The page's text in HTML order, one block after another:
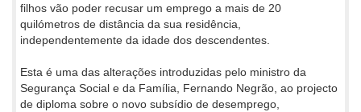
filhos vão poder recusar um emprego a mais de 20
quilómetros de distância da sua residência,
independentemente da idade dos descendentes.
Esta é uma das alterações introduzidas pelo ministro da
Segurança Social e da Família, Fernando Negrão, ao projecto
de diploma sobre o novo subsídio de desemprego,